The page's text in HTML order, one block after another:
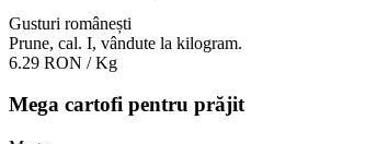
Gusturi românești
Prune, cal. I, vândute la kilogram.
6.29 RON / Kg
Mega cartofi pentru prăjit